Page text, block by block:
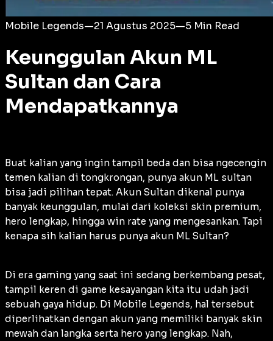
Mobile Legends—21 Agustus 2025—5 Min Read
Keunggulan Akun ML
Sultan dan Cara
Mendapatkannya
Buat kalian yang ingin tampil beda dan bisa ngecengin
temen kalian di tongkrongan, punya akun ML sultan
bisa jadi pilihan tepat. Akun Sultan dikenal punya
banyak keunggulan, mulai dari koleksi skin premium,
hero lengkap, hingga win rate yang mengesankan. Tapi
kenapa sih kalian harus punya akun ML Sultan?
Di era gaming yang saat ini sedang berkembang pesat,
tampil keren di game kesayangan kita itu udah jadi
sebuah gaya hidup. Di Mobile Legends, hal tersebut
diperlihatkan dengan akun yang memiliki banyak skin
mewah dan langka serta hero yang lengkap. Nah,